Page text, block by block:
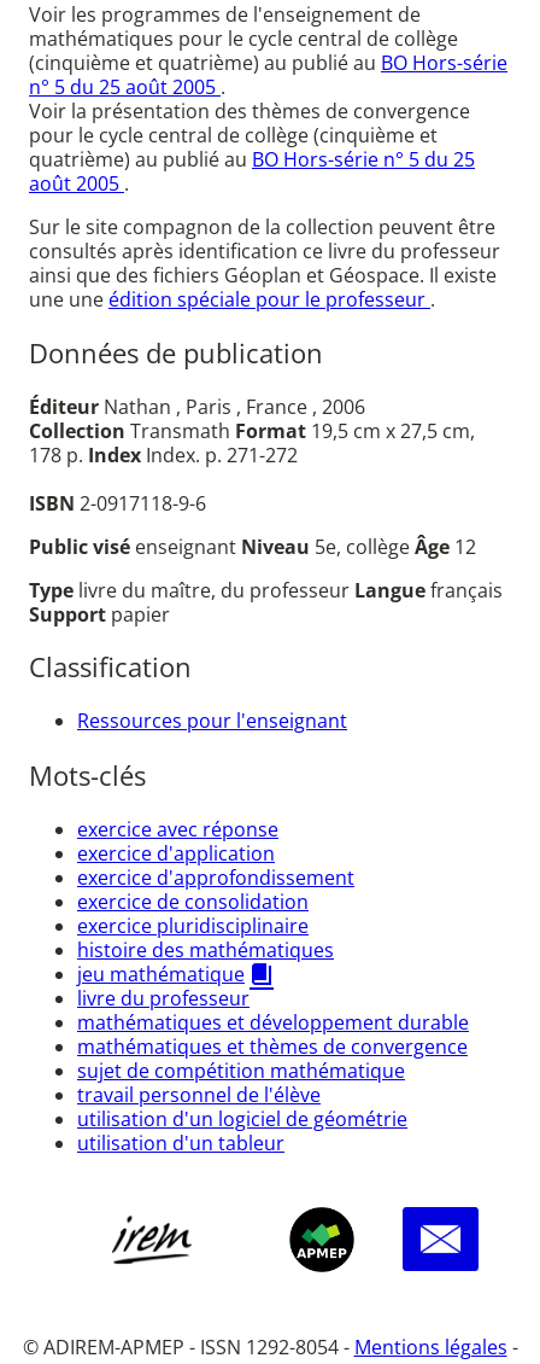
Voir les programmes de l'enseignement de
mathématiques pour le cycle central de collège
(cinquième et quatrième) au publié au BO Hors-série
n° 5 du 25 août 2005 .
Voir la présentation des thèmes de convergence
pour le cycle central de collège (cinquième et
quatrième) au publié au BO Hors-série n° 5 du 25
août 2005 .
Sur le site compagnon de la collection peuvent être
consultés après identification ce livre du professeur
ainsi que des fichiers Géoplan et Géospace. Il existe
une une édition spéciale pour le professeur .
Données de publication
Éditeur Nathan , Paris , France , 2006
Collection Transmath Format 19,5 cm x 27,5 cm,
178 p. Index Index. p. 271-272
ISBN 2-0917118-9-6
Public visé enseignant Niveau 5e, collègeÂge 12
Type livre du maître, du professeur Languefrançais
Support papier
Classification
Ressources pour l'enseignant
Mots-clés
exercice avec réponse
exercice d'application
exercice d'approfondissement
exercice de consolidation
exercice pluridisciplinaire
histoire des mathématiques
jeu mathématique
livre du professeur
mathématiques et développement durable
mathématiques et thèmes de convergence
sujet de compétition mathématique
travail personnel de l'élève
utilisation d'un logiciel de géométrie
utilisation d'un tableur
© ADIREM-APMEP - ISSN 1292-8054 - Mentions légales -